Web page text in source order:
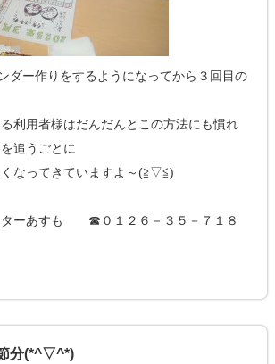
ダー作りをするようになってから３回目の
利用者様はだんだんとこの方法にも慣れ
追うごとに
なってきていますよ～(≧▽≦)
ターあすも ☎０１２６－３５－７１８
分(*^▽^*)